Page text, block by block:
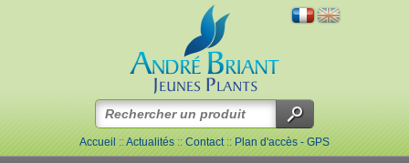
Accueil::Actualités::Contact::Plan d'accès - GPS